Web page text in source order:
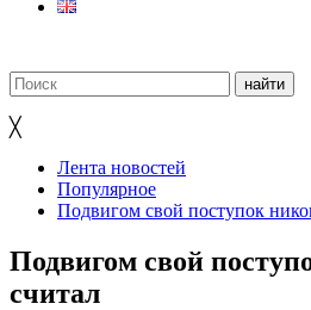
╳
Лента новостей
Популярное
Подвигом свой поступок
Подвигом свой
считал